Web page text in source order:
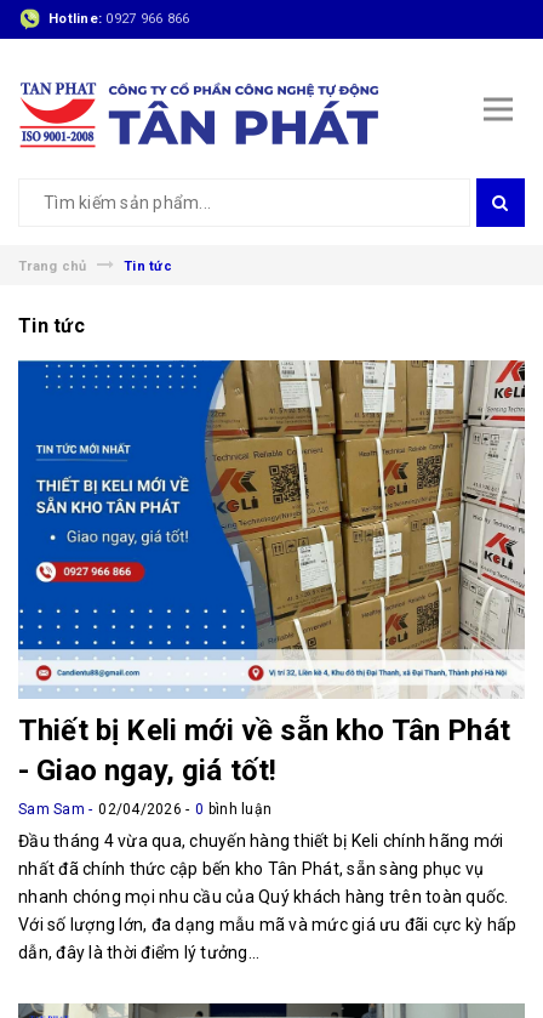
Hotline: 0927 966 866
Trang chủ Tin tức
Tin tức
Thiết bị Keli mới về sẵn kho Tân Phát
- Giao ngay, giá tốt!
Sam Sam 02/04/2026 0 bình luận
Đầu tháng 4 vừa qua, chuyến hàng thiết bị Keli chính hãng mới
nhất đã chính thức cập bến kho Tân Phát, sẵn sàng phục vụ
nhanh chóng mọi nhu cầu của Quý khách hàng trên toàn quốc.
Với số lượng lớn, đa dạng mẫu mã và mức giá ưu đãi cực kỳ hấp
dẫn, đây là thời điểm lý tưởng...